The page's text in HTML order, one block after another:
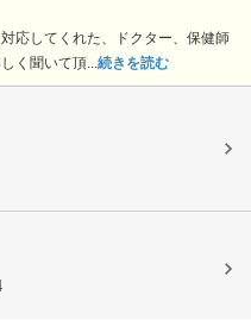
応してくれた、ドクター、保健師
く聞いて頂...続きを読む